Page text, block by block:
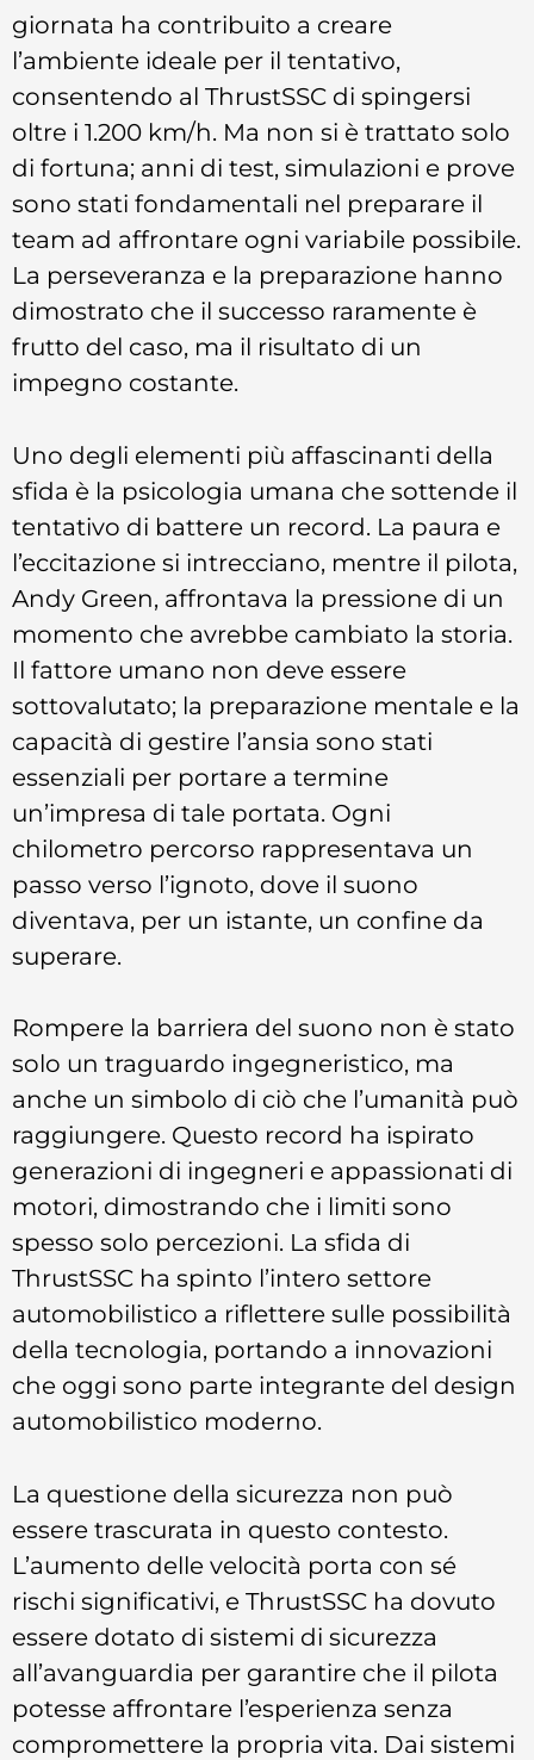
giornata ha contribuito a creare
l’ambiente ideale per il tentativo,
consentendo al ThrustSSC di spingersi
oltre i 1.200 km/h. Ma non si è trattato solo
di fortuna; anni di test, simulazioni e prove
sono stati fondamentali nel preparare il
team ad affrontare ogni variabile possibile.
La perseveranza e la preparazione hanno
dimostrato che il successo raramente è
frutto del caso, ma il risultato di un
impegno costante.
Uno degli elementi più affascinanti della
sfida è la psicologia umana che sottende il
tentativo di battere un record. La paura e
l’eccitazione si intrecciano, mentre il pilota,
Andy Green, affrontava la pressione di un
momento che avrebbe cambiato la storia.
Il fattore umano non deve essere
sottovalutato; la preparazione mentale e la
capacità di gestire l’ansia sono stati
essenziali per portare a termine
un’impresa di tale portata. Ogni
chilometro percorso rappresentava un
passo verso l’ignoto, dove il suono
diventava, per un istante, un confine da
superare.
Rompere la barriera del suono non è stato
solo un traguardo ingegneristico, ma
anche un simbolo di ciò che l’umanità può
raggiungere. Questo record ha ispirato
generazioni di ingegneri e appassionati di
motori, dimostrando che i limiti sono
spesso solo percezioni. La sfida di
ThrustSSC ha spinto l’intero settore
automobilistico a riflettere sulle possibilità
della tecnologia, portando a innovazioni
che oggi sono parte integrante del design
automobilistico moderno.
La questione della sicurezza non può
essere trascurata in questo contesto.
L’aumento delle velocità porta con sé
rischi significativi, e ThrustSSC ha dovuto
essere dotato di sistemi di sicurezza
all’avanguardia per garantire che il pilota
potesse affrontare l’esperienza senza
compromettere la propria vita. Dai sistemi